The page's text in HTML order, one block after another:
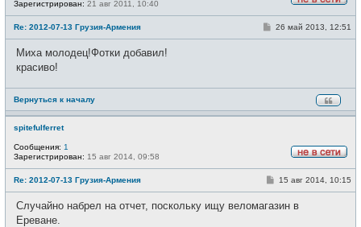
в
с
Зарегистрирован: 21 авг 2011, 10:40
Re: 2012-07-13 Грузия-Армения
С26 май 2013, 12:51
Миха молодец!Фотки добавил!
красиво!
Вернуться к началу
spitefulferret
в
с
Сообщения: 1
Зарегистрирован: 15 авг 2014, 09:58
Re: 2012-07-13 Грузия-Армения
С
б
15 авг 2014, 10:15
Случайно набрел на отчет, поскольку ищу веломагазин в
Ереване.